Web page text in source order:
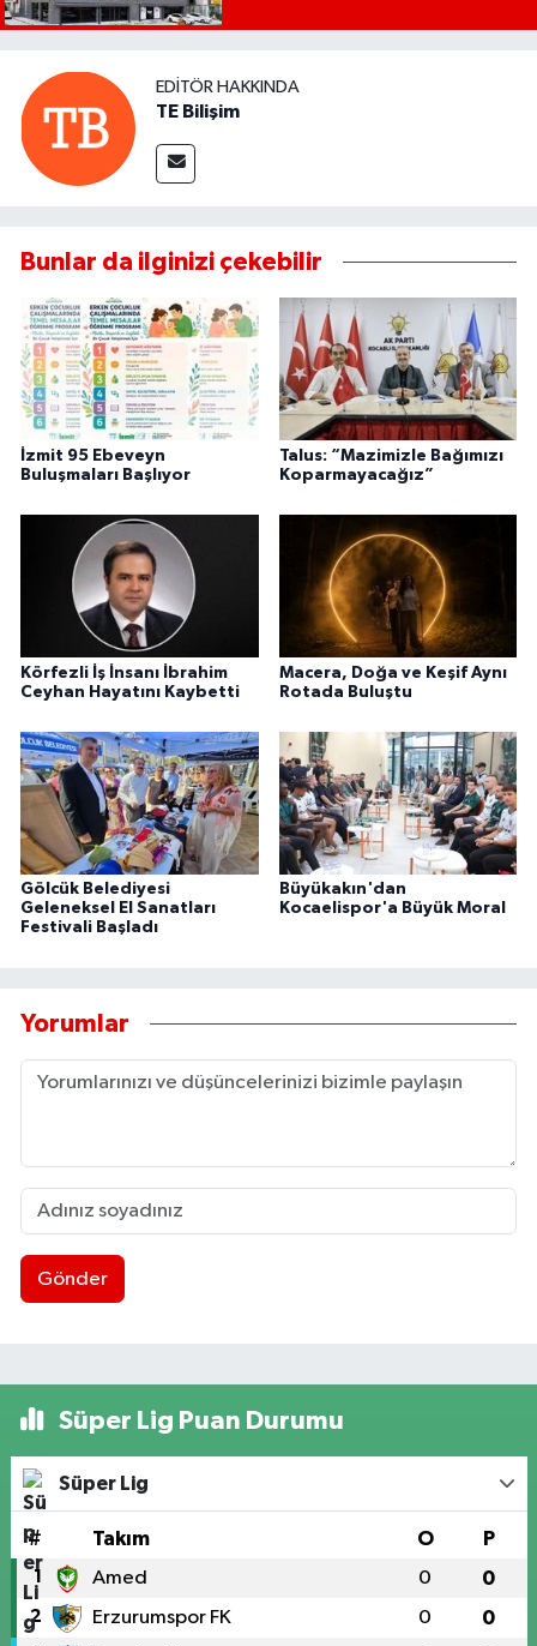
EDITÖR HAKKINDA
TE Bilişim
Bunlar da ilginizi çekebilir
İzmit 95 Ebeveyn
Buluşmaları Başlıyor
Talus: “Mazimizle Bağımızı
Koparmayacağız”
Körfezli İş İnsanı İbrahim
Ceyhan Hayatını Kaybetti
Macera, Doğa ve Keşif Aynı
Rotada Buluştu
Gölcük Belediyesi
Geleneksel El Sanatları
Festivali Başladı
Büyükakın'dan
Kocaelispor'a Büyük Moral
Yorumlar
Gönder
Süper Lig Puan Durumu
Süper Lig
# Takım O P
1 Amed 0 0
2 Erzurumspor FK 0 0